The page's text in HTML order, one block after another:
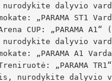
dalyvio
„PARAMA ST1
dalyvio
„PARAMA A1
nurodykite dalyvio